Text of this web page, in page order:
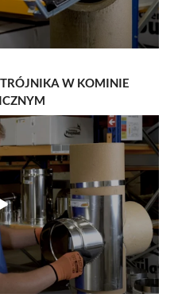
W KOMINIE